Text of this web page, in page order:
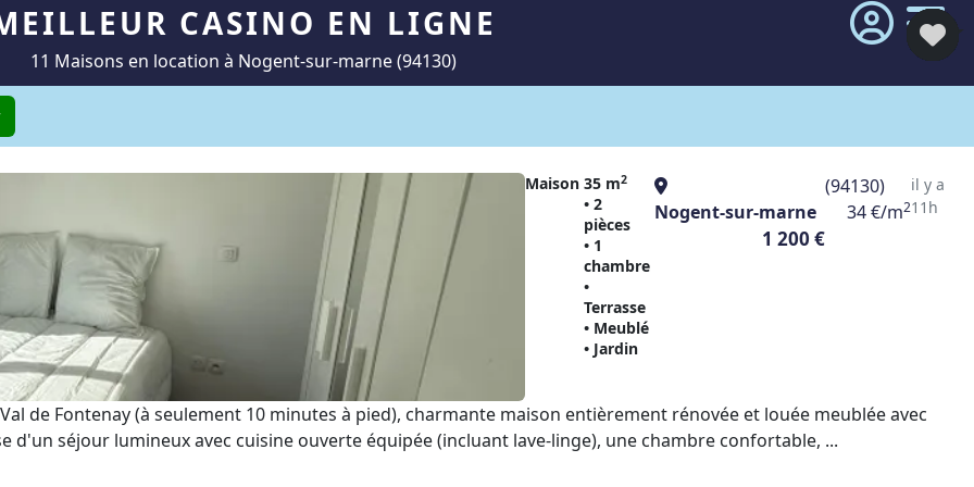
CASINO EN LIGNE
11 Maisons en location à Nogent-sur-marne (94130)
Maison 35 m2
• 2
pièces
• 1
chambre
•
Terrasse
• Meublé
• Jardin
Nogent-sur-marne
1 200 €
(94130)
34 €/m2
il y a
11h
de Fontenay (à seulement 10 minutes à pied), charmante maison entièrement rénovée et louée meublée avec
séjour lumineux avec cuisine ouverte équipée (incluant lave-linge), une chambre confortable, ...